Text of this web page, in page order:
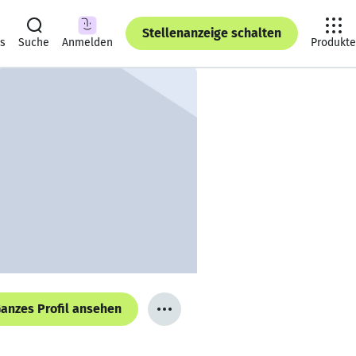
Suche Anmelden
Stellenanzeige schalten
Produkte
Profil ansehen